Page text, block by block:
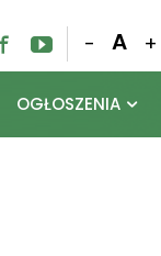
  - A +
OGŁOSZENIA